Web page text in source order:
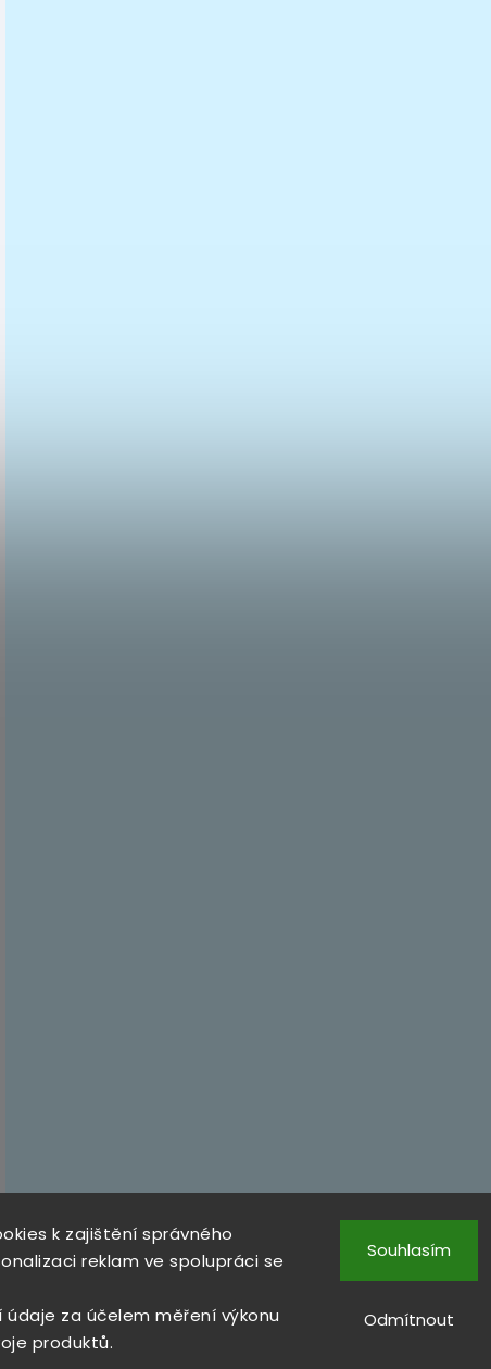
k zajištění správného
reklam ve spolupráci se
za účelem měření výkonu
produktů.
Odmítnout
Souhlasím